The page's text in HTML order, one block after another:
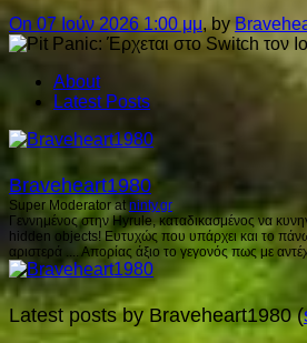
On 07 Ιούν 2026 1:00 μμ, by
About
Latest Posts
Braveheart1980
Super Moderatorat ninty.gr
Γεννημένος στην Hyrule, καταδικασμένος να
hidden objects! Ευτυχώς που υπάρχει και το
αριστερά .... Απορίας άξιο το γεγονός πως με
Latest posts by Braveheart1980(